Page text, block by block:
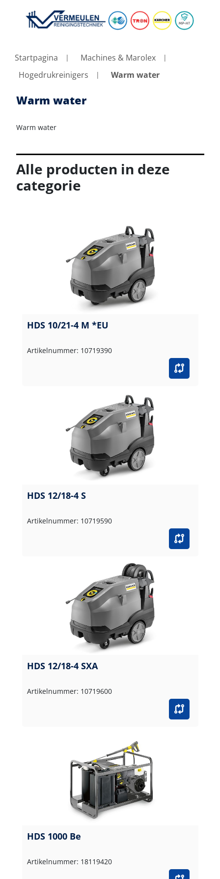
Startpagina
Machines & Marolex
Hogedrukreinigers
Warm water
Warm water
Warm water
Alle producten in deze
categorie
HDS 10/21-4 M *EU
Artikelnummer: 10719390
HDS 12/18-4 S
Artikelnummer: 10719590
HDS 12/18-4 SXA
Artikelnummer: 10719600
HDS 1000 Be
Artikelnummer: 18119420